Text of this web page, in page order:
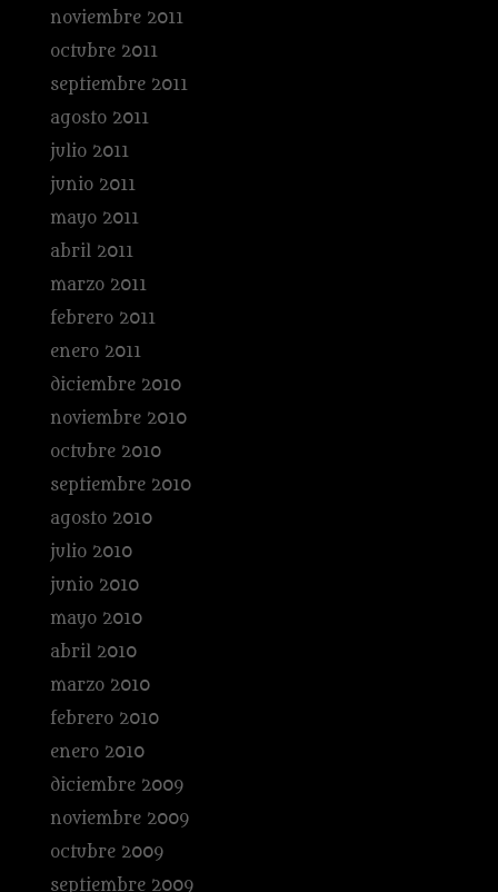
noviembre 2011
octubre 2011
septiembre 2011
agosto 2011
julio 2011
junio 2011
mayo 2011
abril 2011
marzo 2011
febrero 2011
enero 2011
diciembre 2010
noviembre 2010
octubre 2010
septiembre 2010
agosto 2010
julio 2010
junio 2010
mayo 2010
abril 2010
marzo 2010
febrero 2010
enero 2010
diciembre 2009
noviembre 2009
octubre 2009
septiembre 2009